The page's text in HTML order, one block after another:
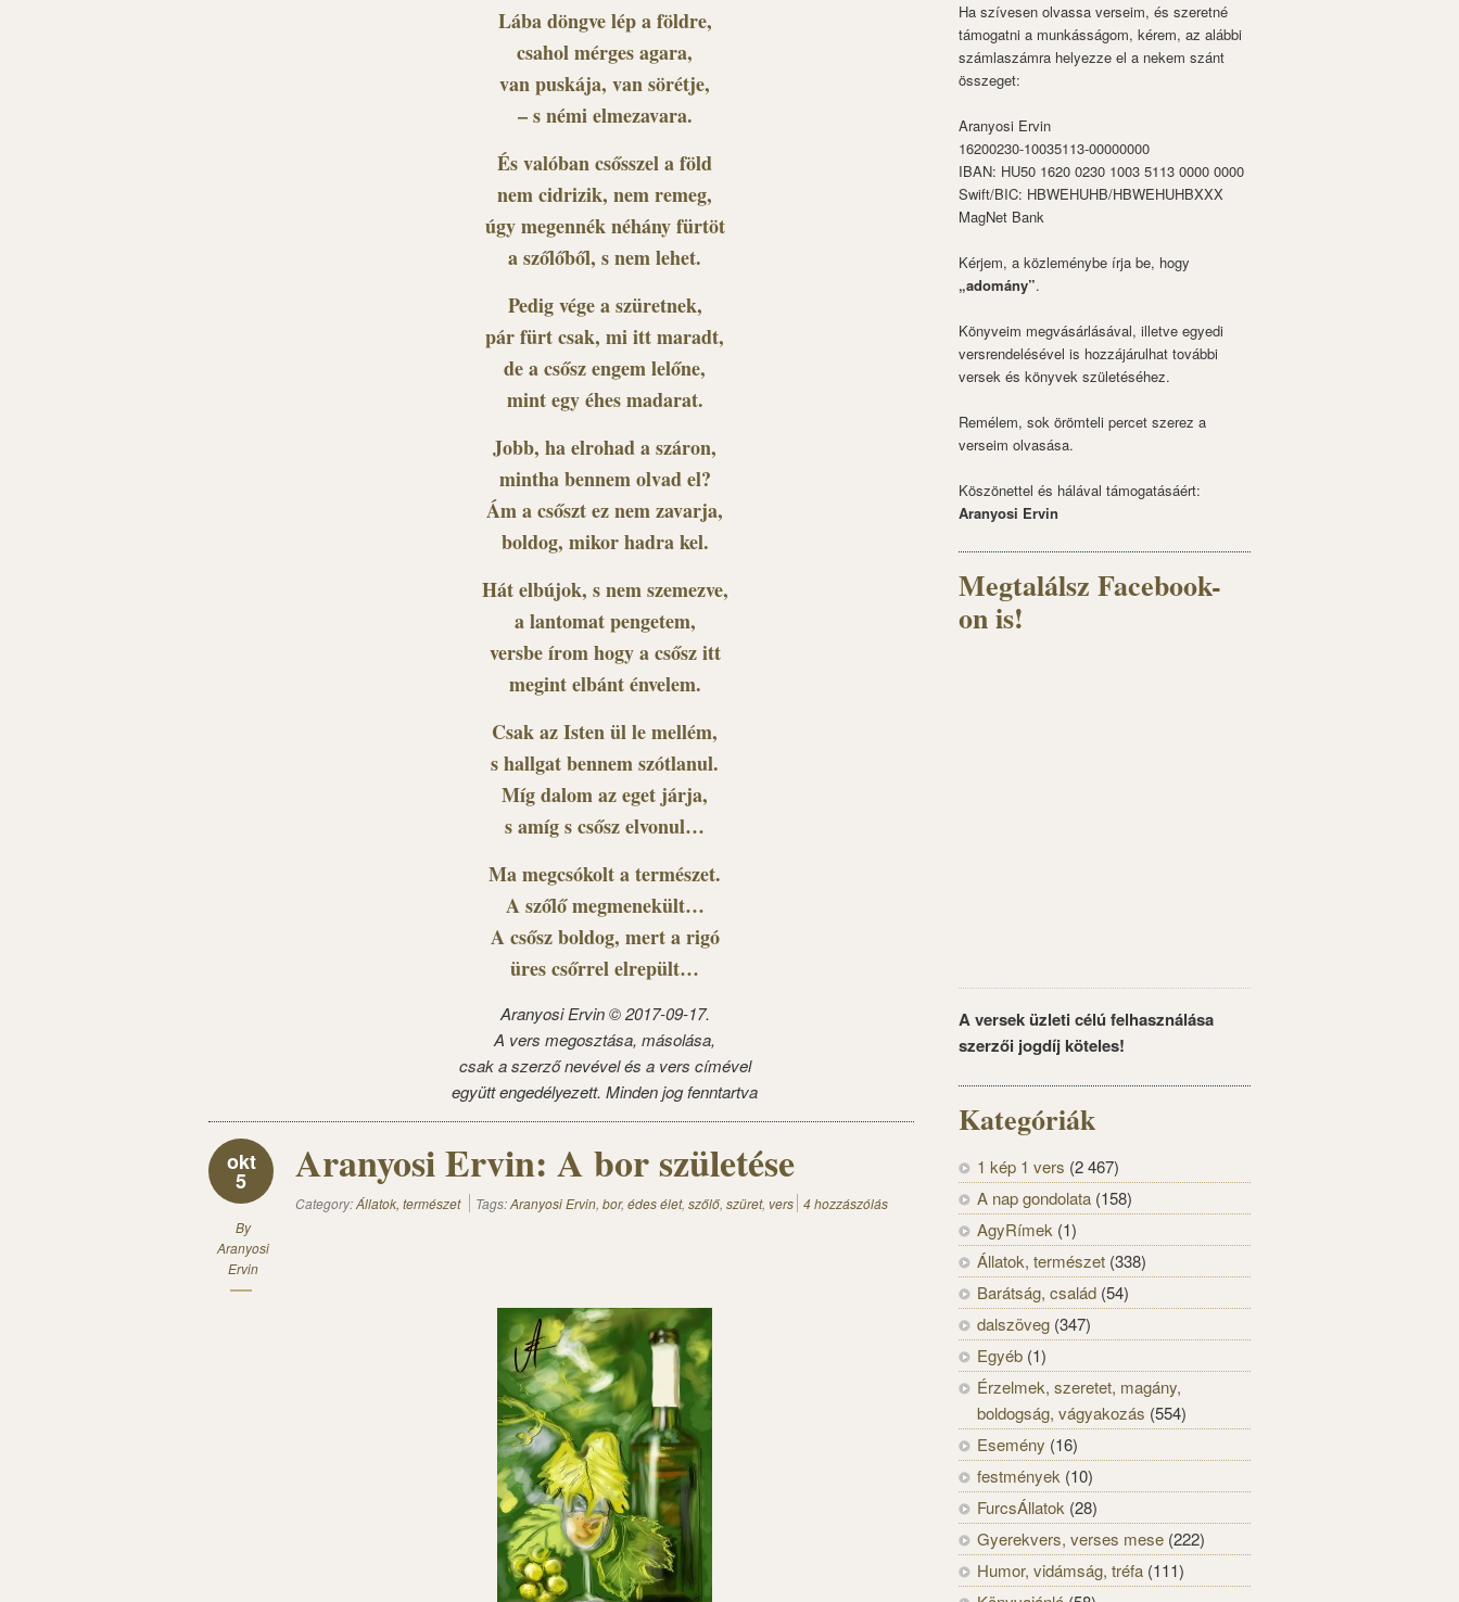
Lába döngve lép a földre,
csahol mérges agara,
van puskája, van sörétje,
– s némi elmezavara.
És valóban csősszel a föld
nem cidrizik, nem remeg,
úgy megennék néhány fürtöt
a szőlőből, s nem lehet.
Pedig vége a szüretnek,
pár fürt csak, mi itt maradt,
de a csősz engem lelőne,
mint egy éhes madarat.
Jobb, ha elrohad a száron,
mintha bennem olvad el?
Ám a csőszt ez nem zavarja,
boldog, mikor hadra kel.
Hát elbújok, s nem szemezve,
a lantomat pengetem,
versbe írom hogy a csősz itt
megint elbánt énvelem.
Csak az Isten ül le mellém,
s hallgat bennem szótlanul.
Míg dalom az eget járja,
s amíg s csősz elvonul…
Ma megcsókolt a természet.
A szőlő megmenekült…
A csősz boldog, mert a rigó
üres csőrrel elrepült…
Aranyosi Ervin © 2017-09-17.
A vers megosztása, másolása,
csak a szerző nevével és a vers címével
együtt engedélyezett. Minden jog fenntartva
okt
5
By
Aranyosi
Ervin
Aranyosi Ervin: A bor születése
Category:Állatok, természet Tags:Aranyosi Ervin, bor, édes élet, szőlő, szüret, vers 4 hozzászólás
Ha szívesen olvassa verseim, és szeretné
támogatni a munkásságom, kérem, az alábbi
számlaszámra helyezze el a nekem szánt
összeget:
Aranyosi Ervin
16200230-10035113-00000000
IBAN: HU50 1620 0230 1003 5113 0000 0000
Swift/BIC: HBWEHUHB/HBWEHUHBXXX
MagNet Bank
Kérjem, a közleménybe írja be, hogy
„adomány”.
Könyveim megvásárlásával, illetve egyedi
versrendelésével is hozzájárulhat további
versek és könyvek születéséhez.
Remélem, sok örömteli percet szerez a
verseim olvasása.
Köszönettel és hálával támogatásáért:
Aranyosi Ervin
Megtalálsz Facebook-
on is!
A versek üzleti célú felhasználása
szerzői jogdíj köteles!
Kategóriák
1 kép 1 vers (2 467)
A nap gondolata (158)
AgyRímek (1)
Állatok, természet (338)
Barátság, család (54)
dalszöveg (347)
Egyéb (1)
Érzelmek, szeretet, magány,
boldogság, vágyakozás (554)
Esemény (16)
festmények (10)
FurcsÁllatok (28)
Gyerekvers, verses mese (222)
Humor, vidámság, tréfa (111)